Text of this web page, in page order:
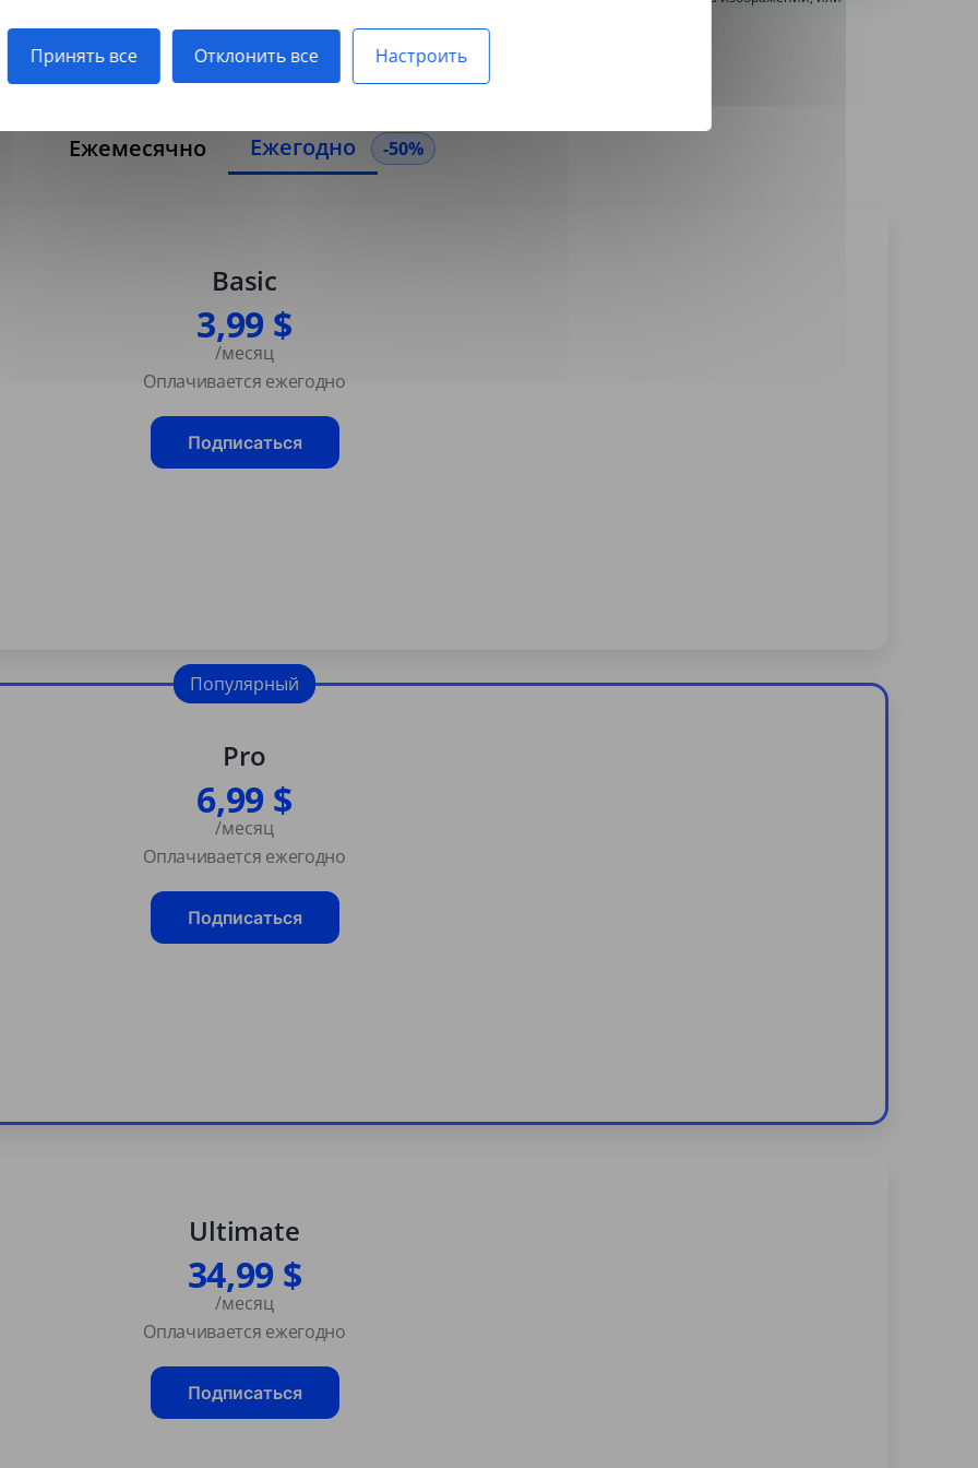
Принять все Отклонить все Настроить
Ежемесячно Ежегодно -50%
Basic
3,99 $
/месяц
Оплачивается ежегодно
Подписаться
Pro
6,99 $
/месяц
Оплачивается ежегодно
Подписаться
Популярный
Ultimate
34,99 $
/месяц
Оплачивается ежегодно
Подписаться